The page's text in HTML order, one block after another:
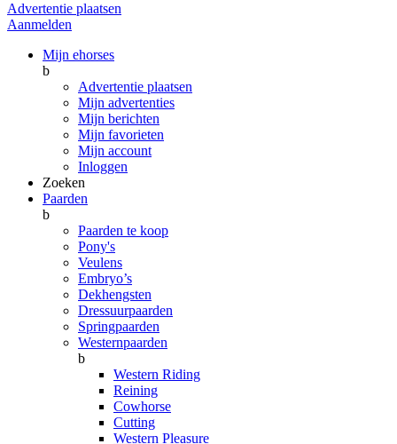
Advertentie plaatsen
Aanmelden
Mijn ehorses
b
Advertentie plaatsen
Mijn advertenties
Mijn berichten
Mijn favorieten
Mijn account
Inloggen
Zoeken
Paarden
b
Paarden te koop
Pony's
Veulens
Embryo’s
Dekhengsten
Dressuurpaarden
Springpaarden
Westernpaarden
b
Western Riding
Reining
Cowhorse
Cutting
Western Pleasure